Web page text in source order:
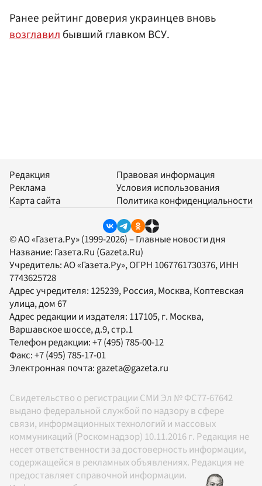
Ранее рейтинг доверия украинцев вновь
возглавилбывший главком ВСУ.
Редакция
Реклама
Карта сайта
Правовая информация
Условия использования
Политика конфиденциальности
© АО «Газета.Ру» (1999-2026) – Главные новости дня
Название: Газета.Ru (Gazeta.Ru)
Учредитель:АО «Газета.Ру», ОГРН 1067761730376, ИНН
7743625728
Адрес учредителя: 125239, Россия, Москва, Коптевская
улица, дом 67
Адрес редакции и издателя: 117105, г. Москва,
Варшавское шоссе, д.9, стр.1
Телефон редакции:+7 (495) 785-00-12
Факс:+7 (495) 785-17-01
Электронная почта: gazeta@gazeta.ru
Свидетельство о регистрации СМИ Эл № ФС77-67642
выдано федеральной службой по надзору в сфере
связи, информационных технологий и массовых
коммуникаций (Роскомнадзор) 10.11.2016 г. Редакция не
несет ответственности за достоверность информации,
содержащейся в рекламных объявлениях. Редакция не
предоставляет справочной информации.